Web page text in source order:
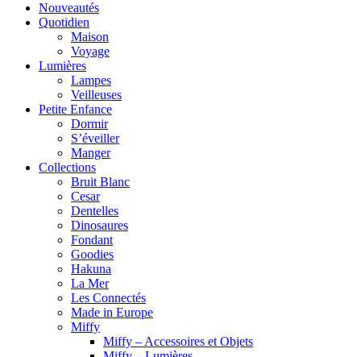
Nouveautés
Quotidien
Maison
Voyage
Lumières
Lampes
Veilleuses
Petite Enfance
Dormir
S’éveiller
Manger
Collections
Bruit Blanc
Cesar
Dentelles
Dinosaures
Fondant
Goodies
Hakuna
La Mer
Les Connectés
Made in Europe
Miffy
Miffy – Accessoires et Objets